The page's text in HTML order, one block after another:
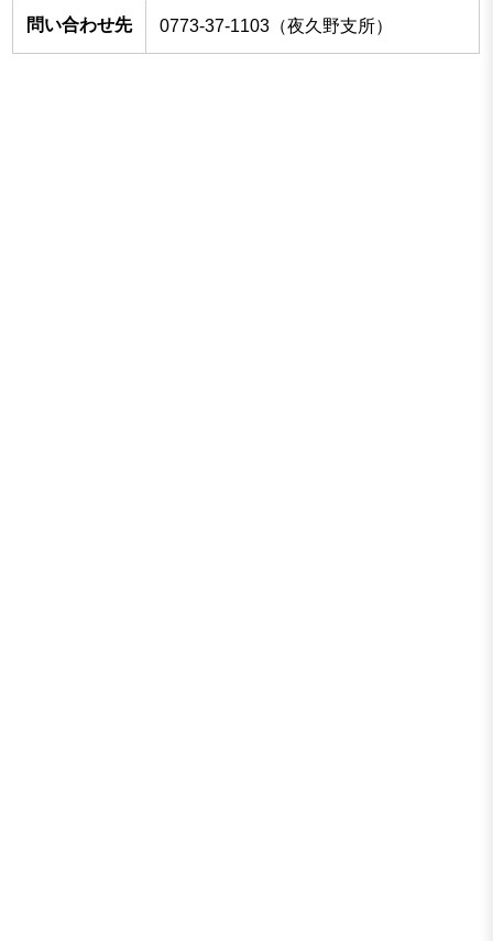
問い合わせ先 0773-37-1103（夜久野支所）